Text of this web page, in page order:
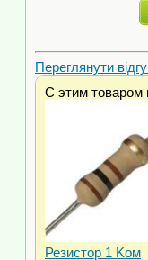
Переглянути
С этим товаром
Резистор 1 Kом